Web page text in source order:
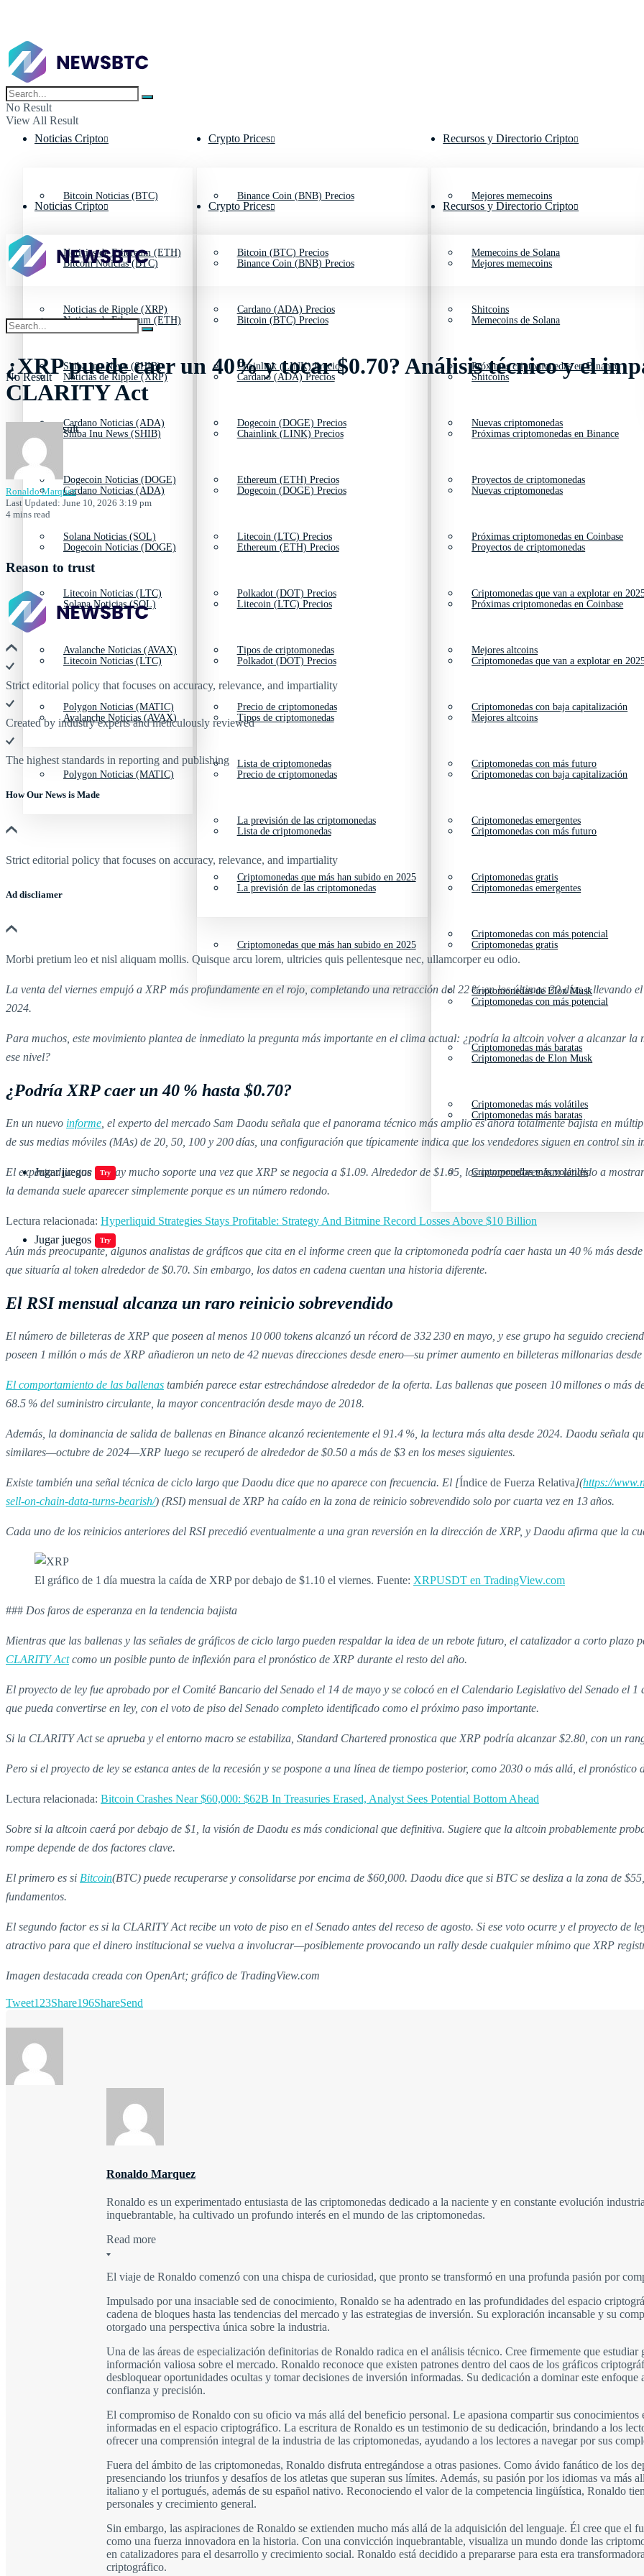
No Result
View All Result
Noticias Cripto
Bitcoin Noticias (BTC)
Noticias de Ethereum (ETH)
Noticias de Ripple (XRP)
Shiba Inu News (SHIB)
Cardano Noticias (ADA)
Dogecoin Noticias (DOGE)
Solana Noticias (SOL)
Litecoin Noticias (LTC)
Avalanche Noticias (AVAX)
Polygon Noticias (MATIC)
Crypto Prices
Binance Coin (BNB) Precios
Bitcoin (BTC) Precios
Cardano (ADA) Precios
Chainlink (LINK) Precios
Dogecoin (DOGE) Precios
Ethereum (ETH) Precios
Litecoin (LTC) Precios
Polkadot (DOT) Precios
Tipos de criptomonedas
Precio de criptomonedas
Lista de criptomonedas
La previsión de las criptomonedas
Criptomonedas que más han subido en 2025
Recursos y Directorio Cripto
Mejores memecoins
Memecoins de Solana
Shitcoins
Próximas criptomonedas en Binance
Nuevas criptomonedas
Proyectos de criptomonedas
Próximas criptomonedas en Coinbase
Criptomonedas que van a explotar en
Mejores altcoins
Criptomonedas con baja capitalización
Criptomonedas con más futuro
Criptomonedas emergentes
Criptomonedas gratis
Criptomonedas con más potencial
Criptomonedas de Elon Musk
Criptomonedas más baratas
Criptomonedas más volátiles
Jugar juegos Try
Noticias Cripto
Bitcoin Noticias (BTC)
Noticias de Ethereum (ETH)
Noticias de Ripple (XRP)
Shiba Inu News (SHIB)
Cardano Noticias (ADA)
Dogecoin Noticias (DOGE)
Solana Noticias (SOL)
Litecoin Noticias (LTC)
Avalanche Noticias (AVAX)
Polygon Noticias (MATIC)
Crypto Prices
Binance Coin (BNB) Precios
Bitcoin (BTC) Precios
Cardano (ADA) Precios
Chainlink (LINK) Precios
Dogecoin (DOGE) Precios
Ethereum (ETH) Precios
Litecoin (LTC) Precios
Polkadot (DOT) Precios
Tipos de criptomonedas
Precio de criptomonedas
Lista de criptomonedas
La previsión de las criptomonedas
Criptomonedas que más han subido en 2025
Recursos y Directorio Cripto
Mejores memecoins
Memecoins de Solana
Shitcoins
Próximas criptomonedas en Binance
Nuevas criptomonedas
Proyectos de criptomonedas
Próximas criptomonedas en Coinbase
Criptomonedas que van a explotar en
Mejores altcoins
Criptomonedas con baja capitalización
Criptomonedas con más futuro
Criptomonedas emergentes
Criptomonedas gratis
Criptomonedas con más potencial
Criptomonedas de Elon Musk
Criptomonedas más baratas
Criptomonedas más volátiles
Jugar juegos Try
No Result
View All Result
¿XRP puede caer un 40% y tocar $0.70? Análisis técnico y el
CLARITY Act
Ronaldo Marquez
Last Updated: June 10, 2026 3:19 pm
4 mins read
Reason to trust
Strict editorial policy that focuses on accuracy, relevance, and impartiality
Created by industry experts and meticulously reviewed
The highest standards in reporting and publishing
How Our News is Made
Strict editorial policy that focuses on accuracy, relevance, and impartiality
Ad discliamer
Morbi pretium leo et nisl aliquam mollis. Quisque arcu lorem, ultricies quis pellentesque nec, ullamcorper eu odio.
La venta del viernes empujó a XRP más profundamente en el rojo, completando una retracción del 22 % en los últimos 30 días y llevando
2024.
Para muchos, este movimiento plantea de inmediato la pregunta más importante en el clima actual: ¿podría la altcoin volver a alcanzar
ese nivel?
¿Podría XRP caer un 40 % hasta $0.70?
En un nuevo informe , el experto del mercado Sam Daodu señala que el panorama técnico más amplio es ahora totalmente bajista en
de sus medias móviles (MAs) de 20, 50, 100 y 200 días, una configuración que típicamente indica que los vendedores siguen en control
El experto dijo que no hay mucho soporte una vez que XRP se negocia a $1.09. Alrededor de $1.05, los compradores han tendido a
la demanda suele aparecer simplemente porque es un número redondo.
Lectura relacionada: Hyperliquid Strategies Stays Profitable: Strategy And Bitmine Record Losses Above $10 Billion
Aún más preocupante, algunos analistas de gráficos que cita en el informe creen que la criptomoneda podría caer hasta un 40 % más
que situaría al token alrededor de $0.70. Sin embargo, los datos en cadena cuentan una historia diferente.
El RSI mensual alcanza un raro reinicio sobrevendido
El número de billeteras de XRP que poseen al menos 10 000 tokens alcanzó un récord de 332 230 en mayo, y ese grupo ha seguido
poseen 1 millón o más de XRP añadieron un neto de 42 nuevas direcciones desde enero—su primer aumento en billeteras millonarias
El comportamiento de las ballenas también parece estar estrechándose alrededor de la oferta. Las ballenas que poseen 10 millones o más
68.5 % del suministro circulante, la mayor concentración desde mayo de 2018.
Además, la dominancia de salida de ballenas en Binance alcanzó recientemente el 91.4 %, la lectura más alta desde 2024. Daodu señala
similares—octubre de 2024—XRP luego se recuperó de alrededor de $0.50 a más de $3 en los meses siguientes.
Existe también una señal técnica de ciclo largo que Daodu dice que no aparece con frecuencia. El [Índice de Fuerza Relativa](https://
sell-on-chain-data-turns-bearish/) (RSI) mensual de XRP ha caído en la zona de reinicio sobrevendido solo por cuarta vez en 13 años.
Cada uno de los reinicios anteriores del RSI precedió eventualmente a una gran reversión en la dirección de XRP, y Daodu afirma que la
El gráfico de 1 día muestra la caída de XRP por debajo de $1.10 el viernes. Fuente: XRPUSDT en TradingView.com
### Dos faros de esperanza en la tendencia bajista
Mientras que las ballenas y las señales de gráficos de ciclo largo pueden respaldar la idea de un rebote futuro, el catalizador a corto plazo
CLARITY Act como un posible punto de inflexión para el pronóstico de XRP durante el resto del año.
El proyecto de ley fue aprobado por el Comité Bancario del Senado el 14 de mayo y se colocó en el Calendario Legislativo del Senado el
que pueda convertirse en ley, con el voto de piso del Senado completo identificado como el próximo paso importante.
Si la CLARITY Act se aprueba y el entorno macro se estabiliza, Standard Chartered pronostica que XRP podría alcanzar $2.80, con un
Pero si el proyecto de ley se estanca antes de la recesión y se pospone a una línea de tiempo posterior, como 2030 o más allá, el
Lectura relacionada: Bitcoin Crashes Near $60,000: $62B In Treasuries Erased, Analyst Sees Potential Bottom Ahead
Sobre si la altcoin caerá por debajo de $1, la visión de Daodu es más condicional que definitiva. Sugiere que la altcoin probablemente
rompe depende de dos factores clave.
El primero es si Bitcoin(BTC) puede recuperarse y consolidarse por encima de $60,000. Daodu dice que si BTC se desliza a la zona de
fundamentos.
El segundo factor es si la CLARITY Act recibe un voto de piso en el Senado antes del receso de agosto. Si ese voto ocurre y el proyecto de
atractivo para que el dinero institucional se vuelva a involucrar—posiblemente provocando un rally desde cualquier mínimo que XRP
Imagen destacada creada con OpenArt; gráfico de TradingView.com
Tweet123Share196ShareSend
Ronaldo Marquez
Ronaldo es un experimentado entusiasta de las criptomonedas dedicado a la naciente y en constante evolución
inquebrantable, ha cultivado un profundo interés en el mundo de las criptomonedas.
Read more
El viaje de Ronaldo comenzó con una chispa de curiosidad, que pronto se transformó en una profunda pasión por
Impulsado por una insaciable sed de conocimiento, Ronaldo se ha adentrado en las profundidades del espacio
cadena de bloques hasta las tendencias del mercado y las estrategias de inversión. Su exploración incansable y su
otorgado una perspectiva única sobre la industria.
Una de las áreas de especialización definitorias de Ronaldo radica en el análisis técnico. Cree firmemente que
información valiosa sobre el mercado. Ronaldo reconoce que existen patrones dentro del caos de los gráficos
desbloquear oportunidades ocultas y tomar decisiones de inversión informadas. Su dedicación a dominar este
confianza y precisión.
El compromiso de Ronaldo con su oficio va más allá del beneficio personal. Le apasiona compartir sus
informadas en el espacio criptográfico. La escritura de Ronaldo es un testimonio de su dedicación, brindando a los
ofrecer una comprensión integral de la industria de las criptomonedas, ayudando a los lectores a navegar por sus
Fuera del ámbito de las criptomonedas, Ronaldo disfruta entregándose a otras pasiones. Como ávido fanático de los
presenciando los triunfos y desafíos de los atletas que superan sus límites. Además, su pasión por los idiomas va más
italiano y el portugués, además de su español nativo. Reconociendo el valor de la competencia lingüística, Ronaldo
personales y crecimiento general.
Sin embargo, las aspiraciones de Ronaldo se extienden mucho más allá de la adquisición del lenguaje. Él cree que el
como una fuerza innovadora en la historia. Con una convicción inquebrantable, visualiza un mundo donde las
en catalizadores para el desarrollo y crecimiento social. Ronaldo está decidido a prepararse para esta era
criptográfico.